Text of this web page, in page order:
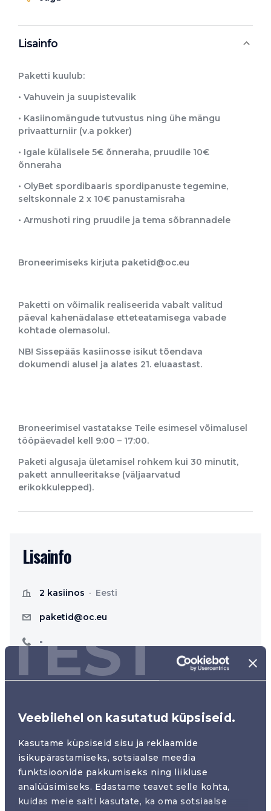
TEST
Veebilehel on kasutatud küpsiseid.
Kasutame küpsiseid sisu ja reklaamide
isikupärastamiseks, sotsiaalse meedia
funktsioonide pakkumiseks ning liikluse
analüüsimiseks. Edastame teavet selle kohta,
kuidas meie saiti kasutate, ka oma sotsiaalse
Lisainfo
Paketti kuulub:
• Vahuvein ja suupistevalik
• Kasiinomängude tutvustus ning ühe mängu
privaatturniir (v.a pokker)
• Igale külalisele 5€ õnneraha, pruudile 10€
õnneraha
• OlyBet spordibaaris spordipanuste tegemine,
seltskonnale 2 x 10€ panustamisraha
• Armushoti ring pruudile ja tema sõbrannadele
Broneerimiseks kirjuta paketid@oc.eu
Paketti on võimalik realiseerida vabalt valitud
päeval kahenädalase etteteatamisega vabade
kohtade olemasolul.
NB! Sissepääs kasiinosse isikut tõendava
dokumendi alusel ja alates 21. eluaastast.
Broneerimisel vastatakse Teile esimesel võimalusel
tööpäevadel kell 9:00 – 17:00.
Paketi algusaja ületamisel rohkem kui 30 minutit,
pakett annulleeritakse (väljaarvatud
erikokkulepped).
Lisainfo
2 kasiinos Eesti
paketid@oc.eu
-
Meelelahutuspakett
Osalejaid
Kuni 7
Jook
Vahuvein
Söök
Suupistete valik
Lisatasu eest
Limusiin